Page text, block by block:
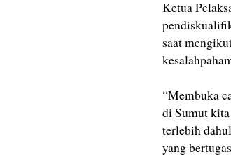
Ketua
saat
“Membuka
di Sumut
terlebih
yang